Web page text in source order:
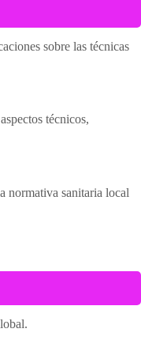
sobre las técnicas
técnicos,
normativa sanitaria local